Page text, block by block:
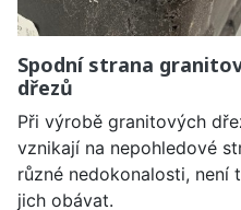
Spodní strana
dřezů
Při výrobě granitových
vznikají na nepohledové
různé nedokonalosti, není
jich obávat.